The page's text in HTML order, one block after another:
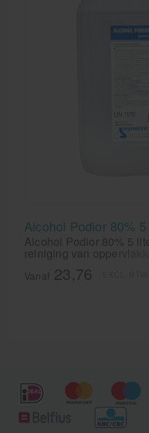
Alcohol Podior 80%
Alcohol Podior 80% 5
reiniging van
Alcohol Podior 80% is
desinfectiemiddel.
Vanaf 23,76